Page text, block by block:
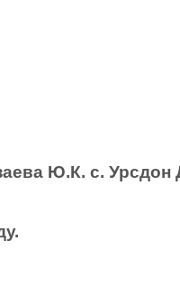
Ю.К. с. Урсдон